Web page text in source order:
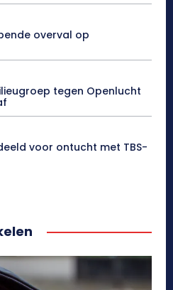
overval op
tegen Openlucht
voor ontucht met TBS-